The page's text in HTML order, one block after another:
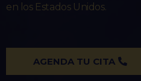
en los Estados Unidos.
AGENDA TU CITA